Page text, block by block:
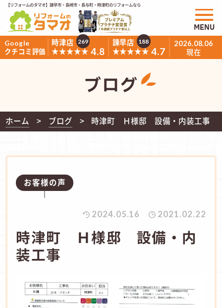
【リフォームのタマオ】諫早市・長崎市・長与町・時津町のリフォームなら
Google
クチコミ評価
時津店
★★★★★ 4.8
269
諫早店
★★★★★ 4.7
188 2026.08.06
現在
MENU
ブログ
ホーム ブログ 時津町 Ｈ様邸 設備・内装工事
お客様の声
2024.05.16 2021.02.22
時津町 Ｈ様邸 設備・内
装工事